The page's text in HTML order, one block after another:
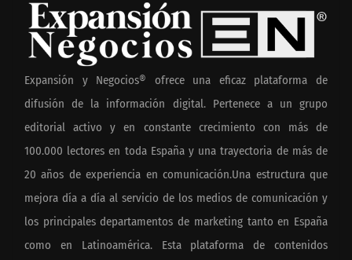
Expansión y Negocios® ofrece una eficaz plataforma de
difusión de la información digital. Pertenece a un grupo
editorial activo y en constante crecimiento con más de
100.000 lectores en toda España y una trayectoria de más de
20 años de experiencia en comunicación.Una estructura que
mejora día a día al servicio de los medios de comunicación y
los principales departamentos de marketing tanto en España
como en Latinoamérica. Esta plataforma de contenidos